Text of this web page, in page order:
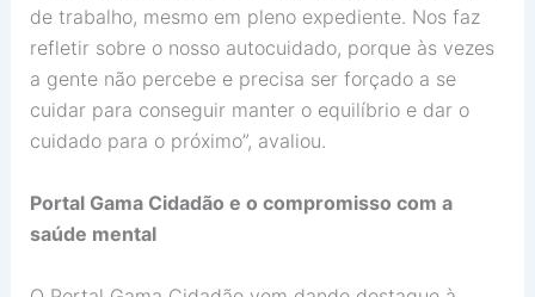
de trabalho, mesmo em pleno expediente. Nos faz
refletir sobre o nosso autocuidado, porque às vezes
a gente não percebe e precisa ser forçado a se
cuidar para conseguir manter o equilíbrio e dar o
cuidado para o próximo”, avaliou.
Portal Gama Cidadão e o compromisso com a
saúde mental